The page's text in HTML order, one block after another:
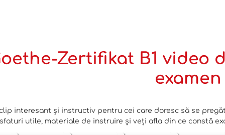
Zertifikat B1 video
examen
interesant și instructiv pentru cei care doresc să se
utile, materiale de instruire și veți afla din ce constă